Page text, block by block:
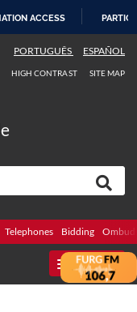
ACCESS
PORTUGUÊS ESPAÑOL
HIGH CONTRAST SITE MAP
Telephones Bidding
MENU